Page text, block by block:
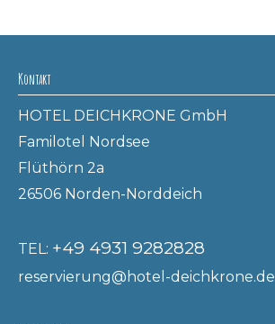
Kontakt
HOTEL DEICHKRONE GmbH
Familotel Nordsee
Flüthörn 2a
26506 Norden-Norddeich
TEL: +49 4931 9282828
reservierung@hotel-deichkrone.de